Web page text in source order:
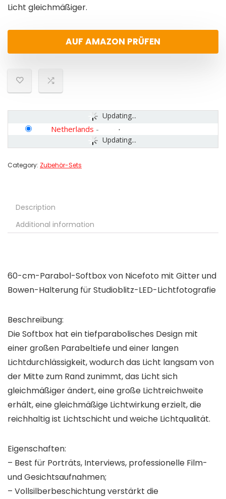
Licht gleichmäßiger.
AUF AMAZON PRÜFEN
Updating...
Updating...
Netherlands -
Category: Zubehör-Sets
Description
Additional information
60-cm-Parabol-Softbox von Nicefoto mit Gitter und
Bowen-Halterung für Studioblitz-LED-Lichtfotografie
Beschreibung:
Die Softbox hat ein tiefparabolisches Design mit
einer großen Parabeltiefe und einer langen
Lichtdurchlässigkeit, wodurch das Licht langsam von
der Mitte zum Rand zunimmt, das Licht sich
gleichmäßiger ändert, eine große Lichtreichweite
erhält, eine gleichmäßige Lichtwirkung erzielt, die
reichhaltig ist Lichtschicht und weiche Lichtqualität.
Eigenschaften:
– Best für Porträts, Interviews, professionelle Film-
und Gesichtsaufnahmen;
– Vollsilberbeschichtung verstärkt die